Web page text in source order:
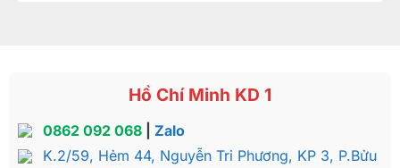
Hồ Chí Minh KD 1
0862 092 068| Zalo
K.2/59, Hẻm 44, Nguyễn Tri Phương, KP 3, P.Bửu